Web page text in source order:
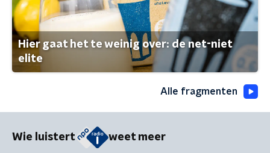
Hier gaat het te weinig over: de net-niet
elite
Alle fragmenten
Wie luistert weet meer